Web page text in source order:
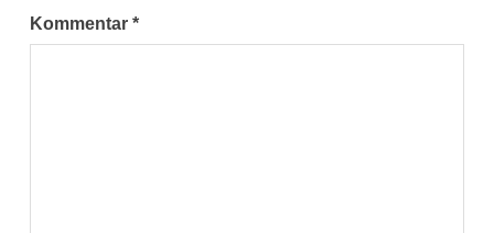
Kommentar*